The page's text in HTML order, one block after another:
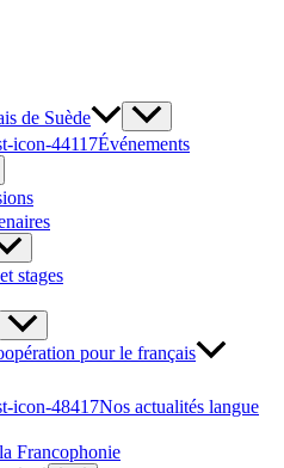
de Suède
Événements
stages
pour le français
Nos actualités langue
Francophonie